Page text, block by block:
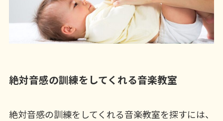
絶対音感の訓練をしてくれる音楽教室
絶対音感の訓練をしてくれる音楽教室を探すには、